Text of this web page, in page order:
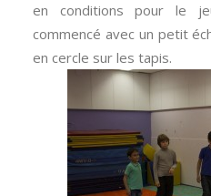
en conditions pour le
commencé avec un petit
en cercle sur les tapis.